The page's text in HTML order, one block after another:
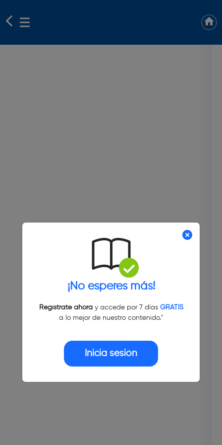
¡No esperes más!
Regístrate ahoray accede por 7 días GRATIS
a lo mejor de nuestro contenido."
Inicia sesión